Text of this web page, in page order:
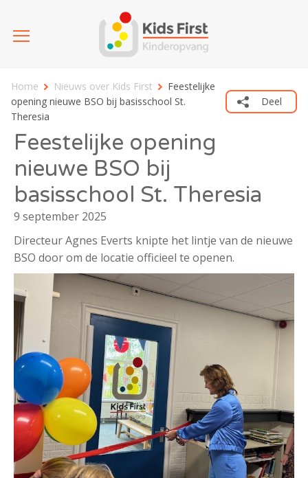
Home Nieuws over Kids First
Feestelijke
opening nieuwe BSO bij basisschool St.
Theresia
Deel
Feestelijke opening
nieuwe BSO bij
basisschool St. Theresia
9 september 2025
Directeur Agnes Everts knipte het lintje van de nieuwe
BSO door om de locatie officieel te openen.